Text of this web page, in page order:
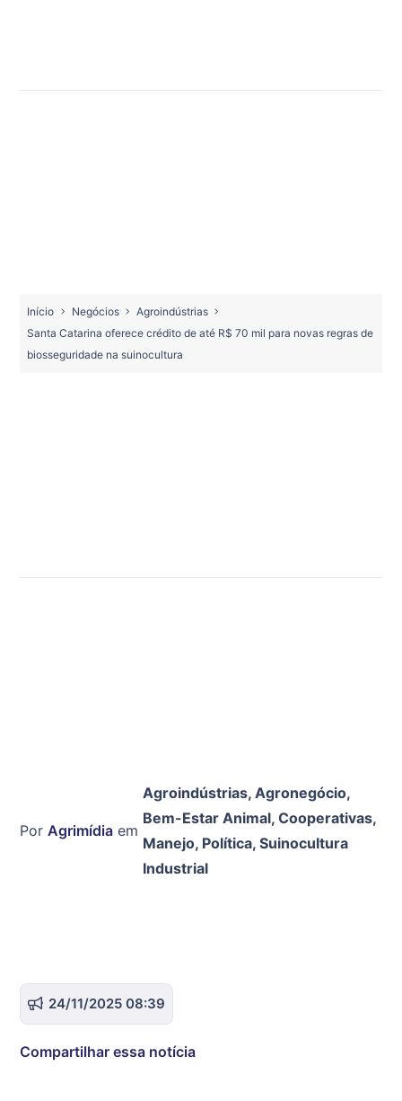
Início Negócios
Agroindústrias
Santa Catarina oferece crédito de até R$ 70 mil para novas regras de
biosseguridade na suinocultura
Por Agrimídia em
Agroindústrias, Agronegócio,
Bem-Estar Animal, Cooperativas,
Manejo, Política, Suinocultura
Industrial
24/11/2025 08:39
Compartilhar essa notícia